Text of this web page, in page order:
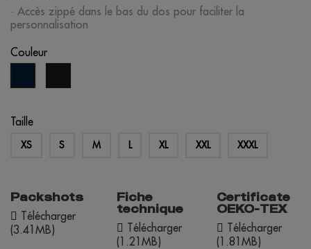
· Accès zippé dans le bas du dos pour faciliter la
personnalisation
Couleur
Taille
XS S M L XL XXL XXXL
Packshots
Télécharger
(3.41MB)
Fiche
technique
Télécharger
(1.21MB)
Certificate
OEKO-TEX
Télécharger
(1.81MB)